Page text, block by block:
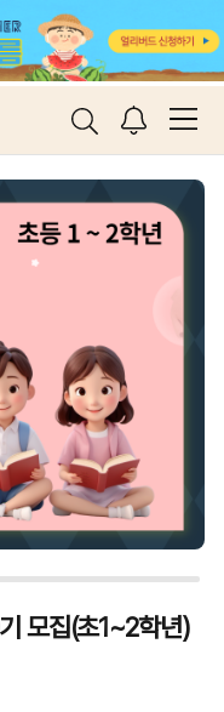
모집(초1~2학년)